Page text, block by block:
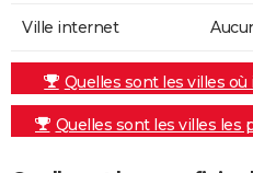
Ville internet
Quelles sont les villes
Quelles sont les villes les